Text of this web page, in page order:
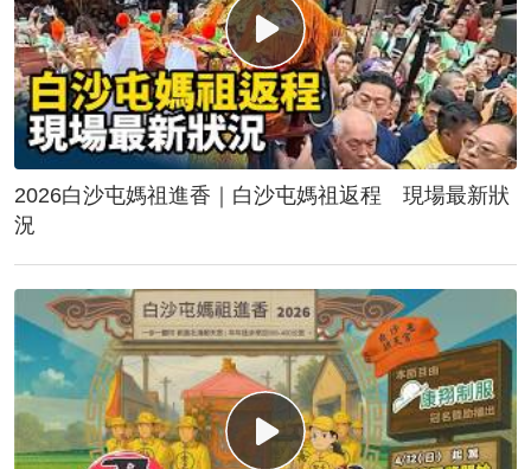
2026白沙屯媽祖進香｜白沙屯媽祖返程 現場最新狀
況